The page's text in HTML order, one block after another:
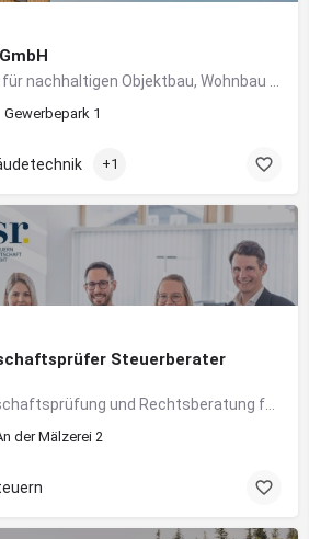
Gewerbepark 1
+1
Steuerberater
der Mälzerei 2